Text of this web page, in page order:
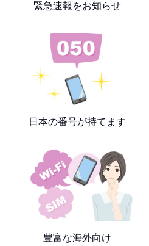
緊急速報をお知らせ
日本の番号が持てます
豊富な海外向け